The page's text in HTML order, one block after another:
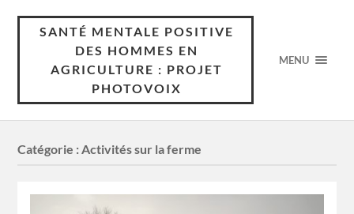
SANTÉ MENTALE POSITIVE
DES HOMMES EN
AGRICULTURE : PROJET
PHOTOVOIX
MENU
Catégorie :Activités sur la ferme